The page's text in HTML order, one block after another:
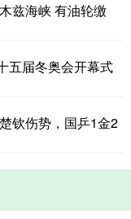
兹海峡 有油轮缴
五届冬奥会开幕式
钦伤势，国乒1金2